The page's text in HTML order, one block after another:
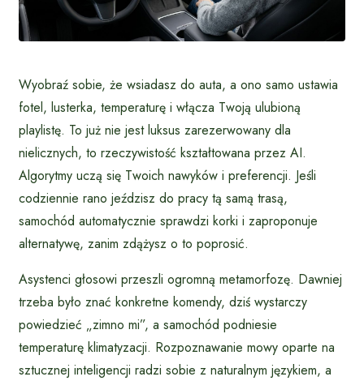
Wyobraź sobie, że wsiadasz do auta, a ono samo ustawia
fotel, lusterka, temperaturę i włącza Twoją ulubioną
playlistę. To już nie jest luksus zarezerwowany dla
nielicznych, to rzeczywistość kształtowana przez AI.
Algorytmy uczą się Twoich nawyków i preferencji. Jeśli
codziennie rano jeździsz do pracy tą samą trasą,
samochód automatycznie sprawdzi korki i zaproponuje
alternatywę, zanim zdążysz o to poprosić.
Asystenci głosowi przeszli ogromną metamorfozę. Dawniej
trzeba było znać konkretne komendy, dziś wystarczy
powiedzieć „zimno mi”, a samochód podniesie
temperaturę klimatyzacji. Rozpoznawanie mowy oparte na
sztucznej inteligencji radzi sobie z naturalnym językiem, a